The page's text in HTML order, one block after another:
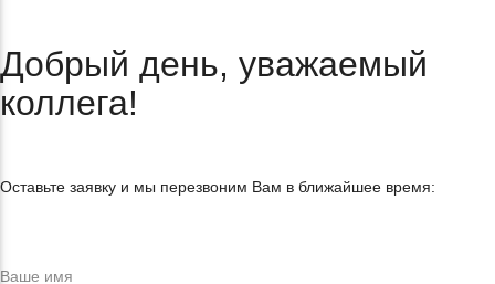
Добрый день, уважаемый
коллега!
Оставьте заявку и мы перезвоним Вам в ближайшее время: